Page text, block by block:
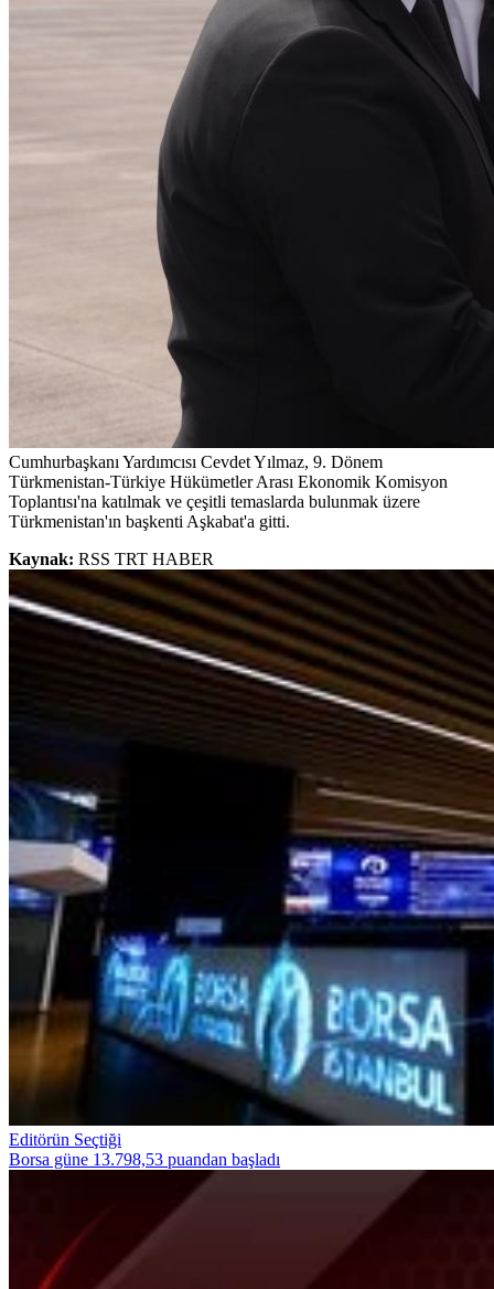
Cumhurbaşkanı Yardımcısı Cevdet Yılmaz, 9. Dönem
Türkmenistan-Türkiye Hükümetler Arası Ekonomik Komisyon
Toplantısı'na katılmak ve çeşitli temaslarda bulunmak üzere
Türkmenistan'ın başkenti Aşkabat'a gitti.
Kaynak: RSS TRT HABER
Editörün Seçtiği
Borsa güne 13.798,53 puandan başladı